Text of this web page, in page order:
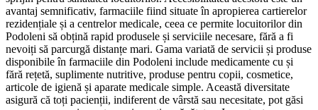
avantaj semnificativ, farmaciile fiind situate în apropierea cartierelor
rezidențiale și a centrelor medicale, ceea ce permite locuitorilor din
Podoleni să obțină rapid produsele și serviciile necesare, fără a fi
nevoiți să parcurgă distanțe mari. Gama variată de servicii și produse
disponibile în farmaciile din Podoleni include medicamente cu și
fără rețetă, suplimente nutritive, produse pentru copii, cosmetice,
articole de igienă și aparate medicale simple. Această diversitate
asigură că toți pacienții, indiferent de vârstă sau necesitate, pot găsi